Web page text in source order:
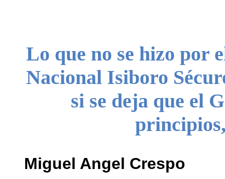
Lo que no se hizo por
Nacional Isiboro
si se deja que el
Miguel Angel Crespo